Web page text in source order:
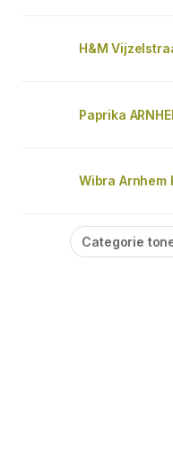
H&M
Paprika
Wibra Arnhem
Categorie